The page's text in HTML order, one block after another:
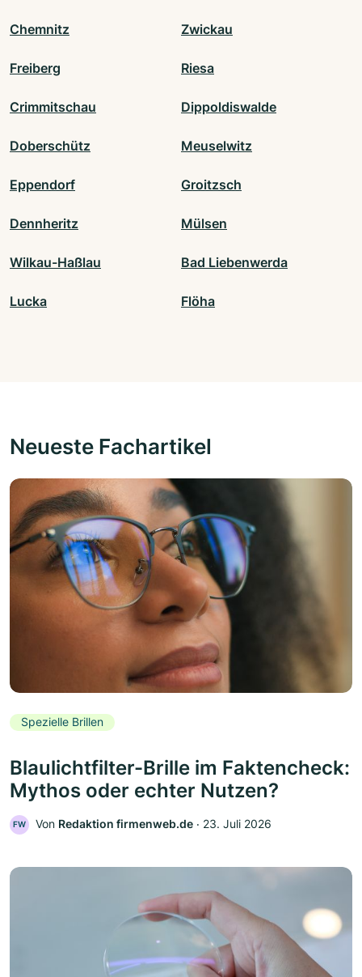
Chemnitz Zwickau
Freiberg Riesa
Crimmitschau Dippoldiswalde
Doberschütz Meuselwitz
Eppendorf Groitzsch
Dennheritz Mülsen
Wilkau-Haßlau Bad Liebenwerda
Lucka Flöha
Neueste Fachartikel
Spezielle Brillen
Blaulichtfilter-Brille im Faktencheck:
Mythos oder echter Nutzen?
FW Von Redaktion firmenweb.de ‧ 23. Juli 2026